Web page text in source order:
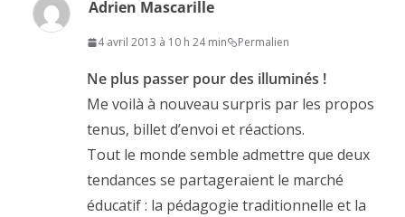
Adrien Mascarille
4 avril 2013 à 10 h 24 min Permalien
Ne plus passer pour des illuminés !
Me voilà à nouveau surpris par les propos
tenus, billet d’envoi et réactions.
Tout le monde semble admettre que deux
tendances se partageraient le marché
éducatif : la pédagogie traditionnelle et la